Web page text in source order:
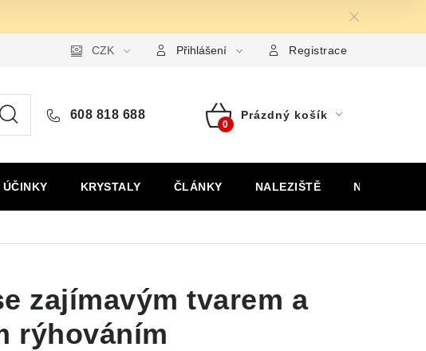
Formulář pro uplatnění reklamace Formulář pro odstoupení
CZK Přihlášení Registrace
608 818 688
Nákupní
Prázdný košík
ÚČINKY KRYSTALY ČLÁNKY NALEZIŠTĚ NÁŠ PŘÍBĚH
zajímavým tvarem a
rýhováním